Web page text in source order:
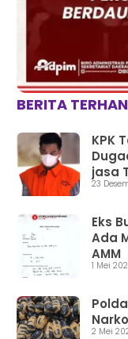
BERITA
KPK
jasa
Eks Buruh PT.Cipta
Ada
AMM
1 Mei
2 Mei